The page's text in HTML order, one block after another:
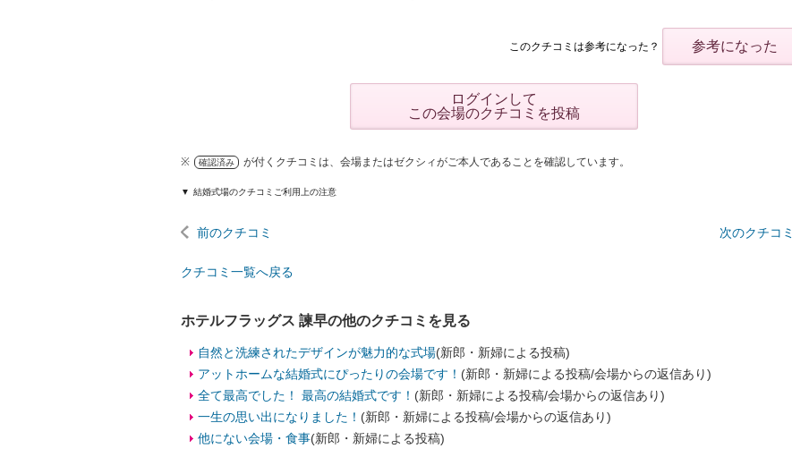
このクチコミは参考になった？ 参考になった
ログインして
この会場のクチコミを投稿
※ 確認済み が付くクチコミは、会場またはゼクシィがご本人であることを確認しています。
結婚式場のクチコミご利用上の注意
前のクチコミ 次のクチコミ
クチコミ一覧へ戻る
ホテルフラッグス 諫早の他のクチコミを見る
自然と洗練されたデザインが魅力的な式場(新郎・新婦による投稿)
アットホームな結婚式にぴったりの会場です！ (新郎・新婦による投稿/会場からの返信あり)
全て最高でした！ 最高の結婚式です！ (新郎・新婦による投稿/会場からの返信あり)
一生の思い出になりました！ (新郎・新婦による投稿/会場からの返信あり)
他にない会場・食事(新郎・新婦による投稿)